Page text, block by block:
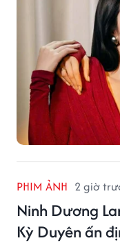
PHIM ẢNH 2 giờ
Ninh Dương
Kỳ Duyên ấn